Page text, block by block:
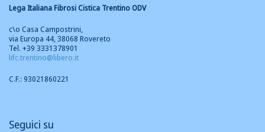
Lega Italiana Fibrosi Cistica Trentino ODV
c\o Casa Campostrini,
via Europa 44, 38068 Rovereto
Tel. +39 3331378901
lifc.trentino@libero.it
C.F.: 93021860221
Seguici su